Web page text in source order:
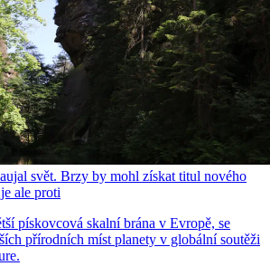
svět. Brzy by mohl získat titul nového
ale proti
pískovcová skalní brána v Evropě, se
přírodních míst planety v globální soutěži